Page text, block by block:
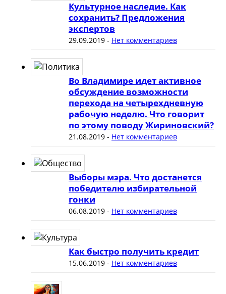
Культурное наследие. Как
сохранить? Предложения
экспертов
29.09.2019- Нет комментариев
Во Владимире идет активное
обсуждение возможности
перехода на четырехдневную
рабочую неделю. Что говорит
по этому поводу Жириновский?
21.08.2019- Нет комментариев
Выборы мэра. Что достанется
победителю избирательной
гонки
06.08.2019- Нет комментариев
Как быстро получить кредит
15.06.2019- Нет комментариев